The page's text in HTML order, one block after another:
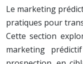
Le marketing
pratiques pour
Cette section
marketing